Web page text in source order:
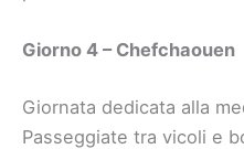
Giorno 4 – Chefchaouen
Giornata dedicata alla
Passeggiate tra vicoli e